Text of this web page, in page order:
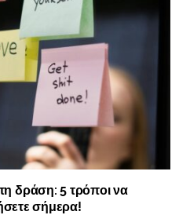
δράση: 5 τρόποι να
σήμερα!